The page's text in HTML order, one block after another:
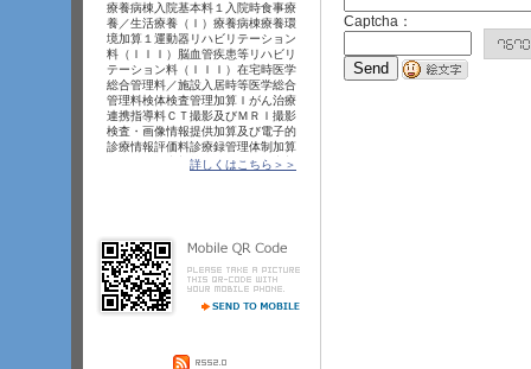
Captcha：
療養病棟入院基本料１入院時食事療
養／生活療養（Ｉ ­）療養病棟療養環
境加算１運動器リハビリテーション
料（Ｉ
­）脳血管疾患等リハビリ
テーション料（Ｉ
­）在宅時医学
総合管理料／施設入居時等医学総合
管理料検体検査管理加算Ｉ ­がん治療
連携指導料Ｃ ­Ｔ­撮影及びＭ ­Ｒ
­撮影
検査・画像情報提供加算及び電子的
診療情報評価料診療録管理体制加算
­データ提出加算１・データ提出加
料の注２­に規定する持続陽圧呼吸療
法充実管理体制加算電子的診療情報
連携体制整備加算２入院ベースアッ
プ評価料４­０
­外来・在宅ベースアッ
プ評価料．­．
詳しくはこちら＞＞